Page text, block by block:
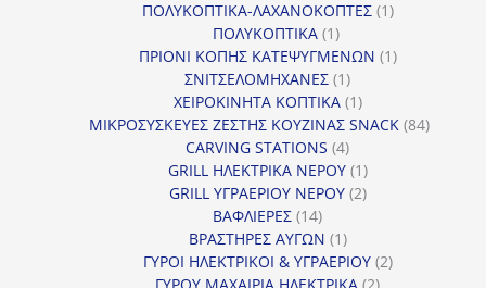
ΠΟΛΥΚΟΠΤΙΚΑ-ΛΑΧΑΝΟΚΟΠΤΕΣ 11
ΠΟΛΥΚΟΠΤΙΚΑ 11
προϊόν
ΠΡΙΟΝΙ ΚΟΠΗΣ ΚΑΤΕΨΥΓΜΕΝΩΝ 11
ΣΝΙΤΣΕΛΟΜΗΧΑΝΕΣ 11
προϊόν
ΧΕΙΡΟΚΙΝΗΤΑ ΚΟΠΤΙΚΑ 11
προϊόν
ΜΙΚΡΟΣΥΣΚΕΥΕΣ ΖΕΣΤΗΣ ΚΟΥΖΙΝΑΣ SNACK 8484
CARVING STATIONS 44
προϊόντα
GRILL ΗΛΕΚΤΡΙΚΑ ΝΕΡΟΥ 11
προϊόν
GRILL ΥΓΡΑΕΡΙΟΥ ΝΕΡΟΥ 22
ΒΑΦΛΙΕΡΕΣ 1414
προϊόντα
ΒΡΑΣΤΗΡΕΣ ΑΥΓΩΝ 11
προϊόν
ΓΥΡΟΙ ΗΛΕΚΤΡΙΚΟΙ & ΥΓΡΑΕΡΙΟΥ 22
ΓΥΡΟΥ ΜΑΧΑΙΡΙΑ ΗΛΕΚΤΡΙΚΑ 22